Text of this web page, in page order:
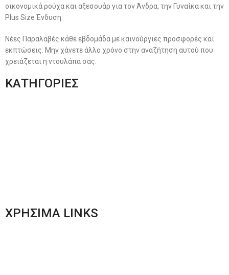
οικονομικά ρούχα και αξεσουάρ για τον Άνδρα, την Γυναίκα και την
Plus Size Ένδυση.
Νέες Παραλαβές κάθε εβδομάδα με καινούργιες προσφορές και
εκπτώσεις. Μην χάνετε άλλο χρόνο στην αναζήτηση αυτού που
χρειάζεται η ντουλάπα σας.
ΚΑΤΗΓΟΡΙΕΣ
ΧΡΗΣΙΜΑ LINKS